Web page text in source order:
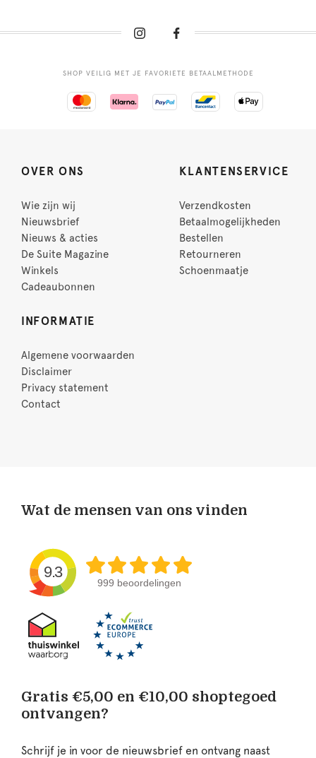
SHOP VEILIG MET JE FAVORIETE BETAALMETHODE
OVER ONS
Wie zijn wij
Nieuwsbrief
Nieuws & acties
De Suite Magazine
Winkels
Cadeaubonnen
KLANTENSERVICE
Verzendkosten
Betaalmogelijkheden
Bestellen
Retourneren
Schoenmaatje
INFORMATIE
Algemene voorwaarden
Disclaimer
Privacy statement
Contact
Wat de mensen van ons vinden
9.3
999 beoordelingen
Gratis €5,00 en €10,00 shoptegoed
ontvangen?
Schrijf je in voor de nieuwsbrief en ontvang naast